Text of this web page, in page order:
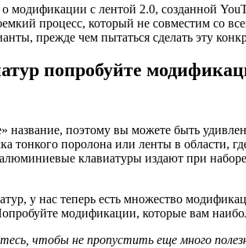
модификации с лентой 2.0, созданной
процесс, который не совместим со
прежде чем пытаться сделать эту
попробуйте
название, поэтому вы можете быть
тонкого поролона или ленты в области,
клавиатуры издают при
у нас теперь есть множество
модификации, которые вам
чтобы не пропустить еще много